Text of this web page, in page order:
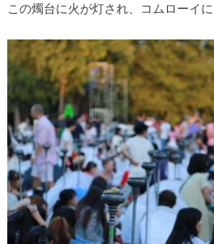
この燭台に火が灯され、コムローイに